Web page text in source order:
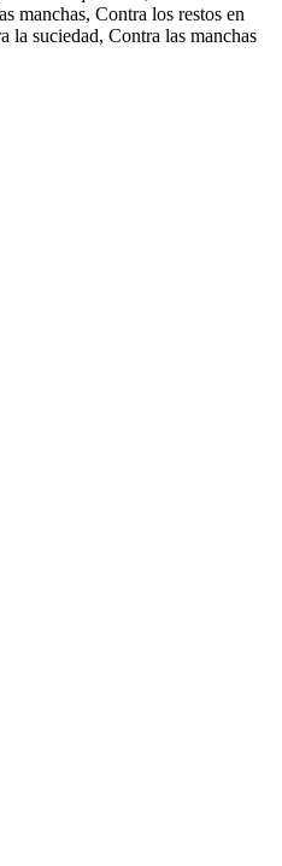
manchas, Contra los restos en
la suciedad, Contra las manchas